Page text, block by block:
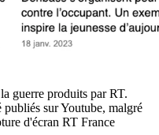
guerre produits par RT.
publiés sur Youtube, malgré
d'écran RT France